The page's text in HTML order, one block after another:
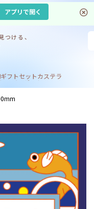
アプリで開く
つける、
ギフトセットカステラ
ー
ジンギスカン